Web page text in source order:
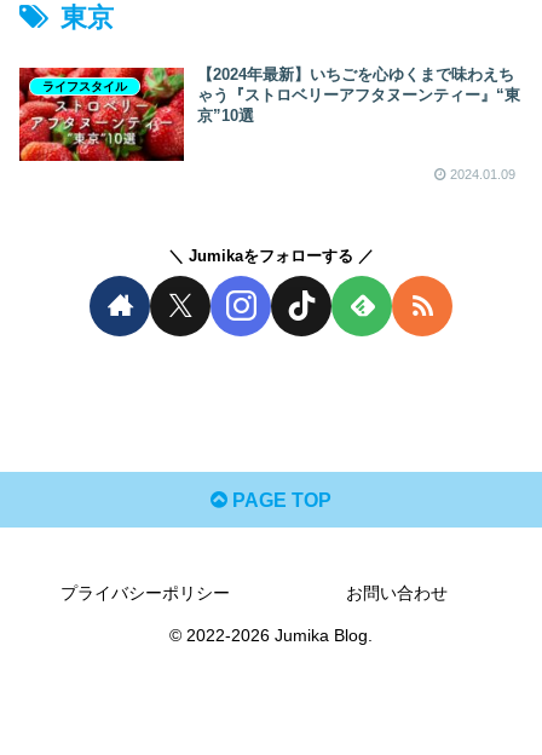
東京
ライフスタイル
【2024年最新】いちごを心ゆくまで味わえち
ゃう『ストロベリーアフタヌーンティー』“東
京”10選
2024.01.09
Jumikaをフォローする
PAGE TOP
プライバシーポリシー お問い合わせ
© 2022-2026 Jumika Blog.